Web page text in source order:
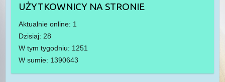
UŻYTKOWNICY NA STRONIE
Aktualnie online: 1
Dzisiaj: 28
W tym tygodniu: 1251
W sumie: 1390643